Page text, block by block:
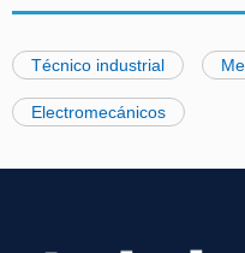
Técnico industrial
Electromecánicos